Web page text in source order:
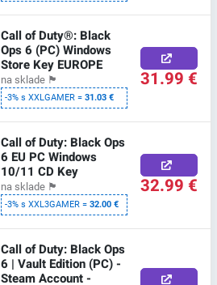
Call of Duty®: Black
Ops 6 (PC) Windows
Store Key EUROPE
na sklade 🏴
-3% s XXLGAMER =31.03 €
31.99 €
Call of Duty: Black Ops
6 EU PC Windows
10/11 CD Key
na sklade 🏴
-3% s XXL3GAMER =32.00 €
32.99 €
Call of Duty: Black Ops
6 | Vault Edition (PC) -
Steam Account -